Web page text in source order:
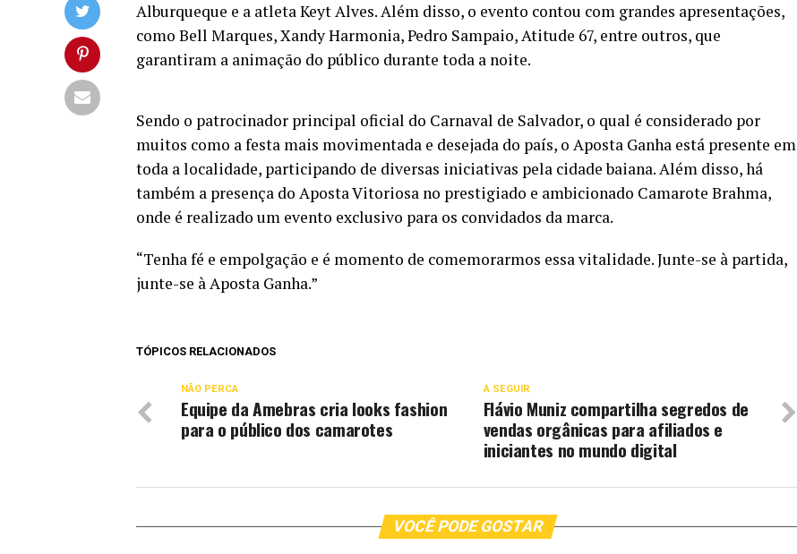
Alburqueque e a atleta Keyt Alves. Além disso, o evento contou com grandes apresentações,
como Bell Marques, Xandy Harmonia, Pedro Sampaio, Atitude 67, entre outros, que
garantiram a animação do público durante toda a noite.
Sendo o patrocinador principal oficial do Carnaval de Salvador, o qual é considerado por
muitos como a festa mais movimentada e desejada do país, o Aposta Ganha está presente em
toda a localidade, participando de diversas iniciativas pela cidade baiana. Além disso, há
também a presença do Aposta Vitoriosa no prestigiado e ambicionado Camarote Brahma,
onde é realizado um evento exclusivo para os convidados da marca.
“Tenha fé e empolgação e é momento de comemorarmos essa vitalidade. Junte-se à partida,
junte-se à Aposta Ganha.”
TÓPICOS RELACIONADOS
A SEGUIR
Flávio Muniz compartilha segredos de
vendas orgânicas para afiliados e
iniciantes no mundo digital
NÃO PERCA
Equipe da Amebras cria looks fashion
para o público dos camarotes
VOCÊ PODE GOSTAR